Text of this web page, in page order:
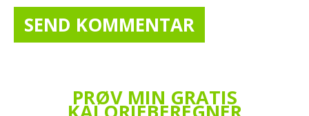
PRØV MIN GRATIS